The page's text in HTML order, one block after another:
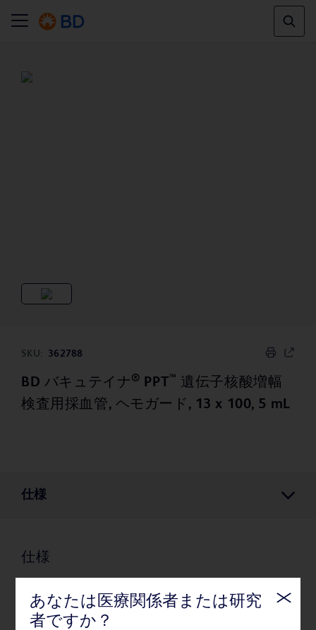
SKU: 362788
BD バキュテイナ ® PPT ™ 遺伝子核酸増幅
検査用採血管, ヘモガード, 13 x 100, 5 mL
仕様
仕様
梱包
あなたは医療関係者または研究
者ですか？